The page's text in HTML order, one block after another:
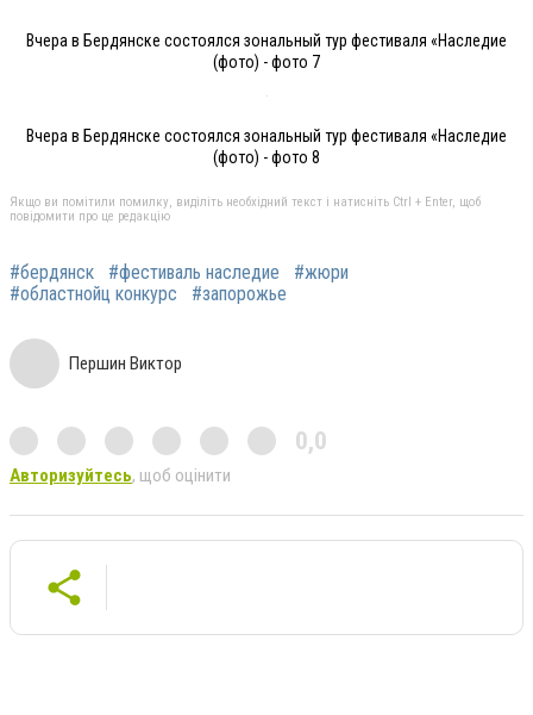
Вчера в Бердянске состоялся зональный тур фестиваля «Наследие
(фото) - фото 7
Вчера в Бердянске состоялся зональный тур фестиваля «Наследие
(фото) - фото 8
Якщо ви помітили помилку, виділіть необхідний текст і натисніть Ctrl + Enter, щоб
повідомити про це редакцію
#бердянск #фестиваль наследие
#жюри
#областнойц конкурс
#запорожье
Першин Виктор
0,0
Авторизуйтесь, щоб оцінити